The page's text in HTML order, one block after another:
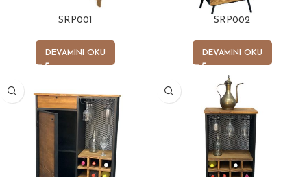
SRP001
DEVAMINI OKU
SRP002
DEVAMINI OKU